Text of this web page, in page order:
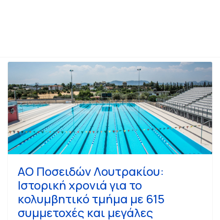
πρώτων βοηθειών με πιστοποίηση για τους πολίτες
ΑΟ Ποσειδών Λουτρακίου:
Ιστορική χρονιά για το
κολυμβητικό τμήμα με 615
συμμετοχές και μεγάλες